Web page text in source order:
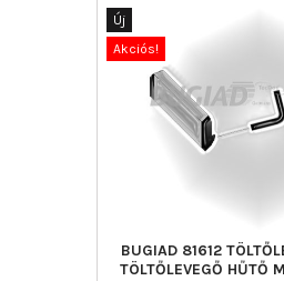
Új
Akciós!
BUGIAD 81612
TÖLTŐLEVEGŐ HŰTŐ